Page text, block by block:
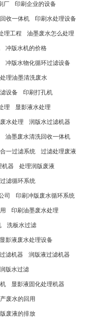
厂 印刷企业的设备
收一体机 印刷水处理设备
理工程 油墨废水怎么处理
冲版水机的价格
冲版水物化循环过滤设备
理油墨清洗废水
设备 印刷打孔机
理 显影液水处理
水处理 润版水过滤机器
油墨废水清洗回收一体机
一过滤系统 过滤处理废液
机器 处理润版废液
滤循环系统
司 印刷冲版废水循环系统
印刷油墨废水处理
洗板水过滤
显影液废水处理设备
滤机器 润版液过滤机器
润版水过滤
显影液固化处理机器
废水的回用
废液的排放